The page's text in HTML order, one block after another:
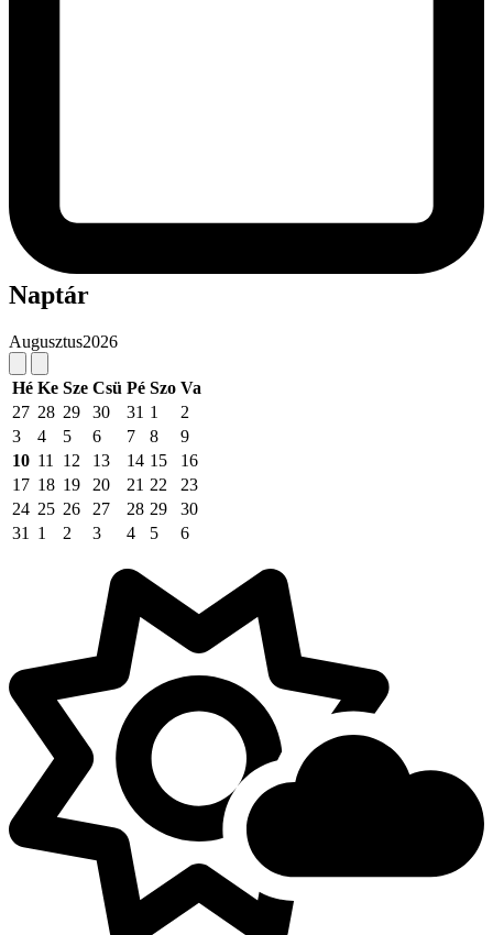
Naptár
Augusztus2026
Hé Ke Sze Csü Pé Szo Va
27 28 29 30 31 1
2
3
4 5 6 7 8
9
10 11 12 13 14 15
16
17 18 19 20 21 22
23
24 25 26 27 28 29
30
31
1 2 3 4 5 6